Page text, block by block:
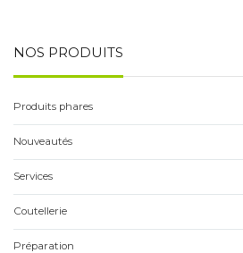
NOS PRODUITS
Produits phares
Nouveautés
Services
Coutellerie
Préparation